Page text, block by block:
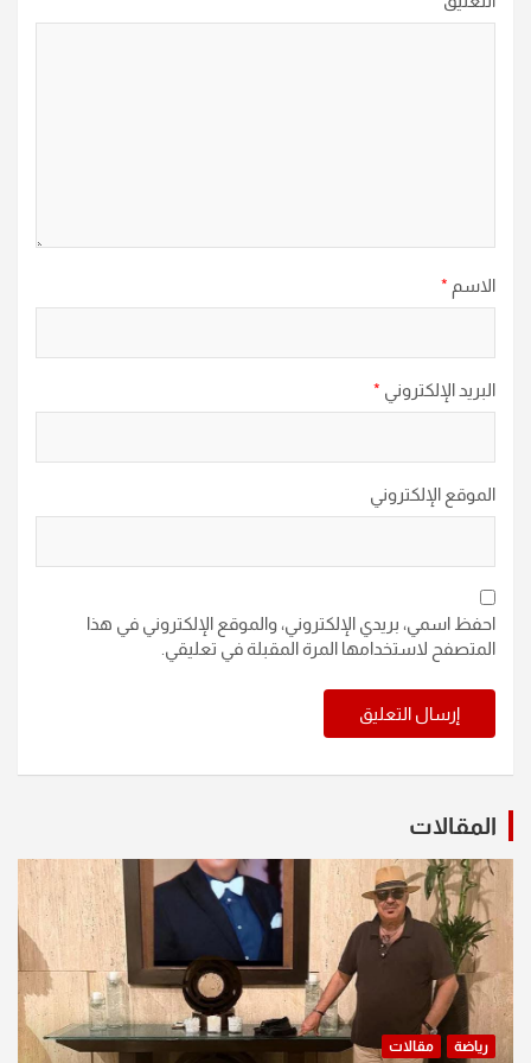
الاسم *
البريد الإلكتروني *
الموقع الإلكتروني
احفظ اسمي، بريدي الإلكتروني، والموقع الإلكتروني في هذا
المتصفح لاستخدامها المرة المقبلة في تعليقي.
المقالات
رياضة مقالات